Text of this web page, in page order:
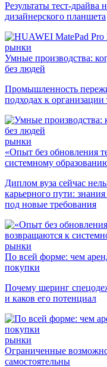
Результаты тест-драйва
дизайнерского планшета
рынки
Умные производства:
без людей
Промышленность
подходах к организации
рынки
«Опыт без обновления
системному
Диплом вуза сейчас
карьерного пути:
под новые требования
рынки
По всей форме: чем
покупки
Почему шеринг
и каков его потенциал
рынки
Ограниченные
самостоятельны